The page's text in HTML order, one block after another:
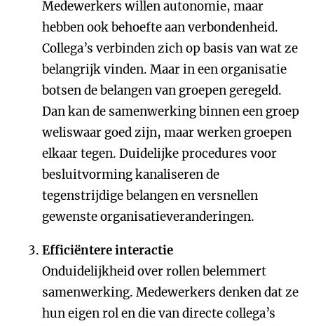
Medewerkers willen autonomie, maar
hebben ook behoefte aan verbondenheid.
Collega’s verbinden zich op basis van wat ze
belangrijk vinden. Maar in een organisatie
botsen de belangen van groepen geregeld.
Dan kan de samenwerking binnen een groep
weliswaar goed zijn, maar werken groepen
elkaar tegen. Duidelijke procedures voor
besluitvorming kanaliseren de
tegenstrijdige belangen en versnellen
gewenste organisatieveranderingen.
Efficiëntere interactie
Onduidelijkheid over rollen belemmert
samenwerking. Medewerkers denken dat ze
hun eigen rol en die van directe collega’s